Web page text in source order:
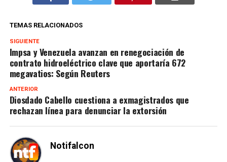
TEMAS RELACIONADOS
SIGUIENTE
Impsa y Venezuela avanzan en renegociación de
contrato hidroeléctrico clave que aportaría 672
megavatios: Según Reuters
ANTERIOR
Diosdado Cabello cuestiona a exmagistrados que
rechazan línea para denunciar la extorsión
Notifalcon